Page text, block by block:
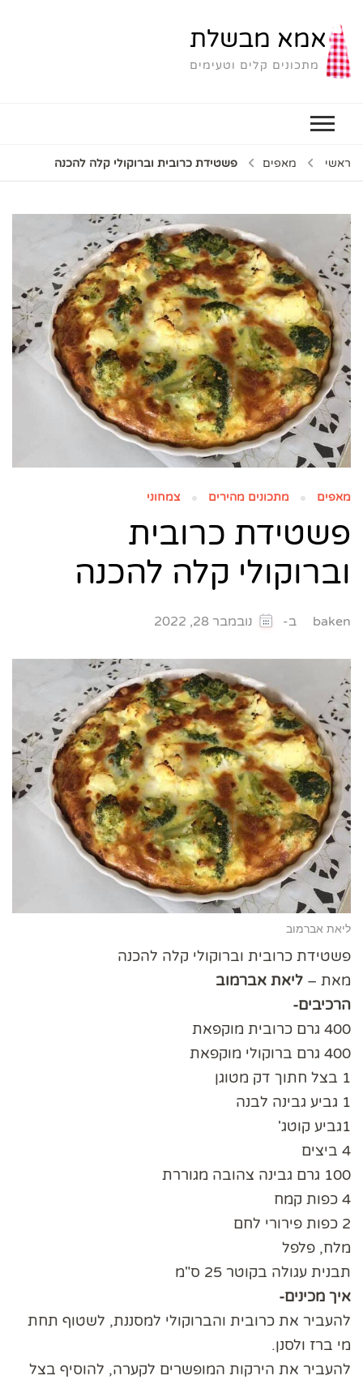
אמא מבשלת
מתכונים קלים וטעימים
ראשי מאפים פשטידת כרובית וברוקולי קלה להכנה
מאפים מתכונים מהירים צמחוני
פשטידת כרובית
וברוקולי קלה להכנה
baken ב- נובמבר 28, 2022
ליאת אברמוב
פשטידת כרובית וברוקולי קלה להכנה
מאת – ליאת אברמוב
הרכיבים-
400 גרם כרובית מוקפאת
400 גרם ברוקולי מוקפאת
1 בצל חתוך דק מטוגן
1 גביע גבינה לבנה
1גביע קוטג'
4 ביצים
100 גרם גבינה צהובה מגוררת
4 כפות קמח
2 כפות פירורי לחם
מלח, פלפל
תבנית עגולה בקוטר 25 ס"מ
איך מכינים-
להעביר את כרובית והברוקולי למסננת, לשטוף תחת
מי ברז ולסנן.
להעביר את הירקות המופשרים לקערה, להוסיף בצל